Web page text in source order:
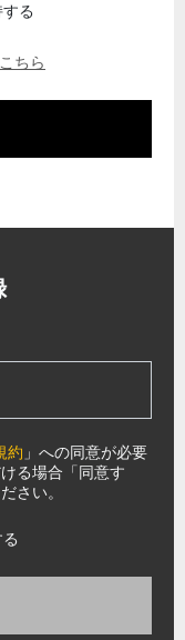
る
ちら
約 」への同意が必要
る場合「同意す
さい。